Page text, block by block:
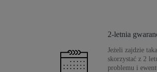
2-letnia
Jeżeli zajdzie
skorzystać z 2
problemu i